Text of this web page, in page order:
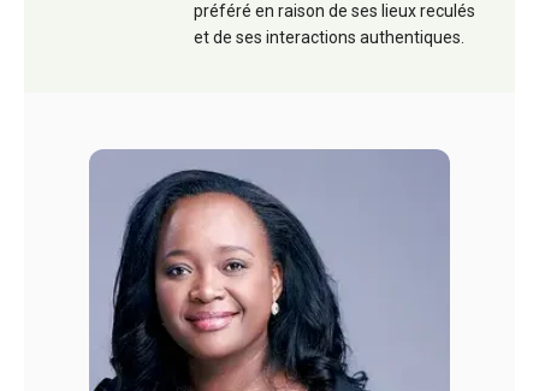
préféré en raison de ses lieux reculés
et de ses interactions authentiques.